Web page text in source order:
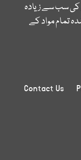
کی سب سے زیادہ
تمام مواد کے
Contact Us